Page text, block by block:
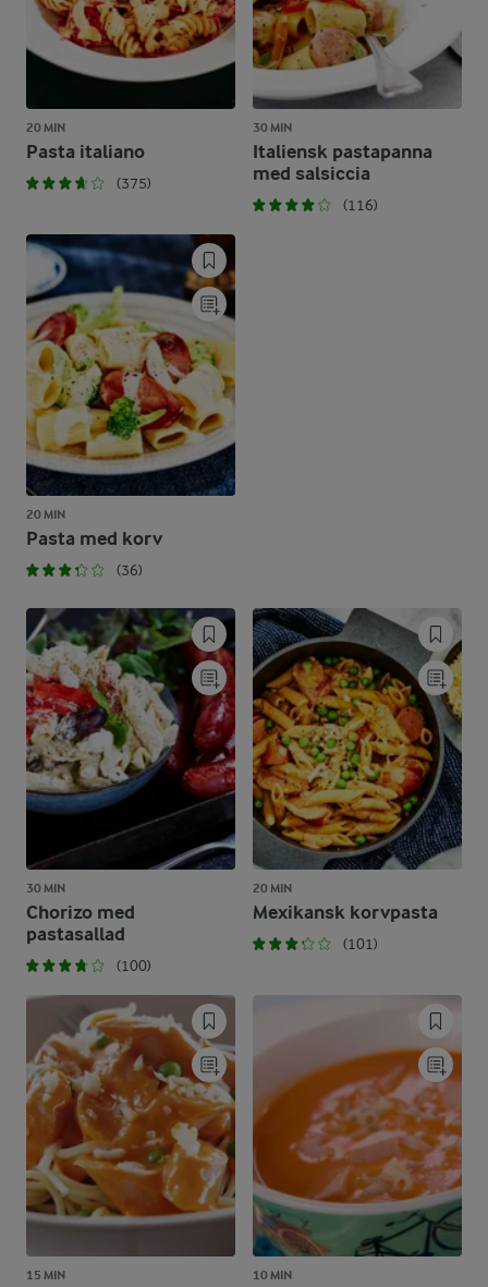
20 MIN
Pasta italiano
(375)
30 MIN
Italiensk pastapanna
med salsiccia
(116)
20 MIN
Pasta med korv
(36)
30 MIN
Chorizo med
pastasallad
(100)
20 MIN
Mexikansk korvpasta
(101)
15 MIN 10 MIN